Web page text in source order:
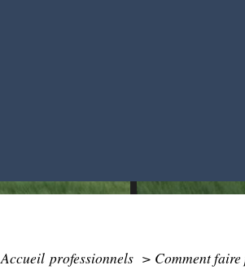
Accueil professionnels > Comment